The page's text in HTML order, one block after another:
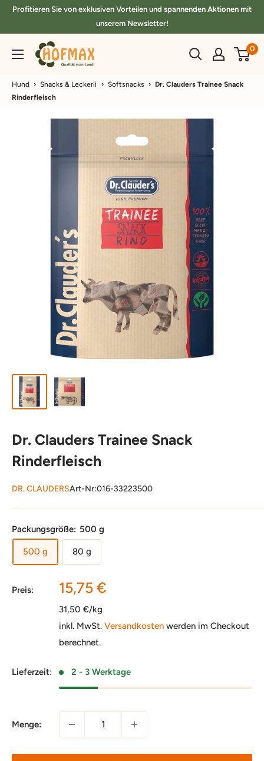
DirektProfitieren Sie von exklusiven Vorteilen und spannenden Aktionen mit
unserem Newsletter!
hofmax.de 0
Hund › Snacks & Leckerli › Softsnacks › Dr. Clauders Trainee Snack
Rinderfleisch
Dr. Clauders Trainee Snack
Rinderfleisch
DR. CLAUDERSArt-Nr:016-33223500
Packungsgröße: 500 g
500 g 80 g
Preis: Sonderpreis
15,75 €
31,50 €/kg
inkl. MwSt. Versandkosten werden im Checkout
berechnet.
Lieferzeit: 2 - 3 Werktage
Menge: